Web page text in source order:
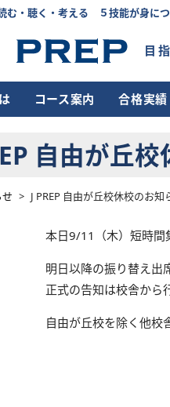
む・聴く・考える ５技能が身に
目
コース案内 合格実
自由が丘
> J PREP 自由が丘校休校のお知
本日9/11（木）短時間
明日以降の振り替え出
正式の告知は校舎から
自由が丘校を除く他校